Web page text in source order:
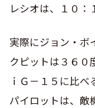
レシオは、１０：
実際にジョン・ボ
クピットは３６０
ｉＧ－１５に比べ
パイロットは、敵